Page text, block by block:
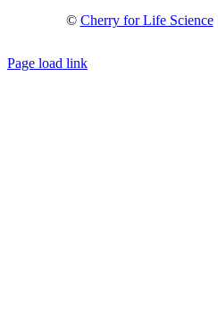
© Cherry for Life Science
Page load link